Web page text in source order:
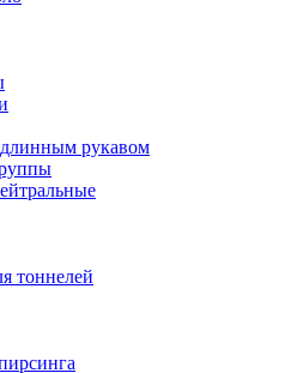
рукавом
тоннелей